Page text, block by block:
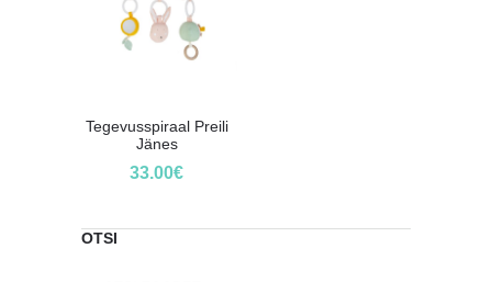
Tegevusspiraal Preili
Jänes
33.00€
OTSI